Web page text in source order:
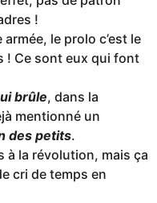
!
le prolo c’est le
! Ce sont eux qui font
brûle, dans la
mentionné un
des petits.
à la révolution, mais ça
cri de temps en